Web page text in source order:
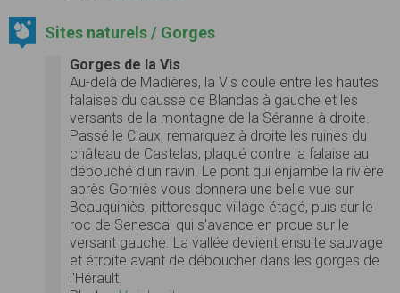
Sites naturels / Gorges
Gorges de la Vis
Au-delà de Madières, la Vis coule entre les hautes
falaises du causse de Blandas à gauche et les
versants de la montagne de la Séranne à droite.
Passé le Claux, remarquez à droite les ruines du
château de Castelas, plaqué contre la falaise au
débouché d'un ravin. Le pont qui enjambe la rivière
après Gorniès vous donnera une belle vue sur
Beauquiniès, pittoresque village étagé, puis sur le
roc de Senescal qui s'avance en proue sur le
versant gauche. La vallée devient ensuite sauvage
et étroite avant de déboucher dans les gorges de
l'Hérault.